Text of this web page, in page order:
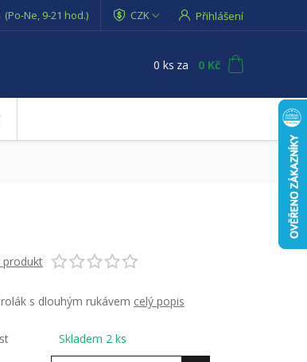
CZK Přihlášení
(Po-Ne, 9-21 hod.)
0 ks za 0 Kč
produkt
s dlouhým rukávem celý popis
Skladem 2 ks